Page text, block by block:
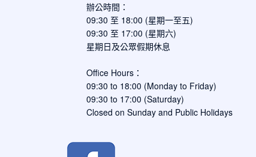
辦公時間：
09:30 至 18:00 (星期一至五)
09:30 至 17:00 (星期六)
星期日及公眾假期休息
Office Hours：
09:30 to 18:00 (Monday to Friday)
09:30 to 17:00 (Saturday)
Closed on Sunday and Public Holidays